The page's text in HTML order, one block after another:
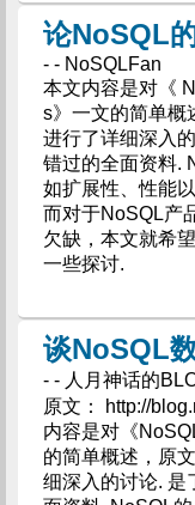
论NoSQL
- - NoSQLFan
本文内容是对《
s》一文的简单概
进行了详细深入
错过的全面资料.
如扩展性、性能
而对于NoSQL产
欠缺，本文就希
一些探讨.
谈NoSQL
- - 人月神话的
原文： http://
内容是对《
的简单概述，原
细深入的讨论. 是